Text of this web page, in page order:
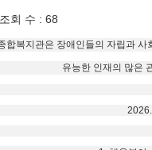
조회 수 : 68
합복지관은 장애인들의 자립과
유능한 인재의 많은